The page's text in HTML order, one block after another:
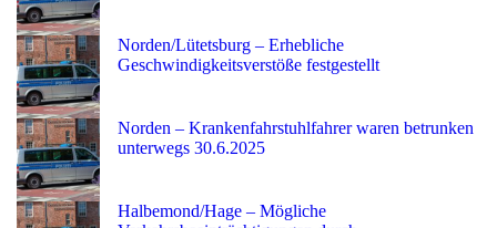
Norden/Lütetsburg – Erhebliche
Geschwindigkeitsverstöße festgestellt
Norden – Krankenfahrstuhlfahrer waren betrunken
unterwegs 30.6.2025
Halbemond/Hage – Mögliche